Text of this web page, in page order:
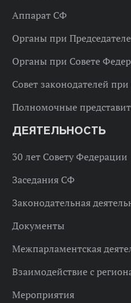
Аппарат СФ
Органы при Председателе
Органы при Совете
Совет законодателей
Полномочные
ДЕЯТЕЛЬНОСТЬ
30 лет Совету Федерации
Заседания СФ
Законодательная
Документы
Межпарламентская
Взаимодействие с
Мероприятия